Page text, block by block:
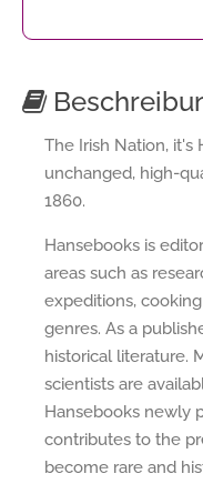
The Irish Nation, it's
unchanged, high-
1860.
Hansebooks is
areas such as
expeditions,
genres. As a
historical literature.
scientists are
Hansebooks newly
contributes to the
become rare and